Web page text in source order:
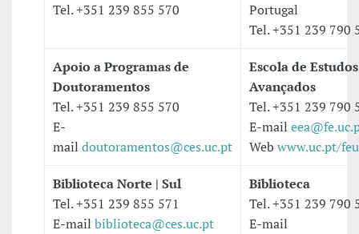
Tel. +351 239 855 570
Portugal
Tel. +351 239 790
Apoio a Programas de
Doutoramentos
Tel. +351 239 855 570
E-
mail doutoramentos@ces.uc.pt
Escola de Estudos
Tel. +351 239 790
E-mail
Web www.uc.pt/
Biblioteca Norte | Sul
Tel. +351 239 855 571
E-mail biblioteca@ces.uc.pt
Biblioteca
Tel. +351 239 790
E-mail